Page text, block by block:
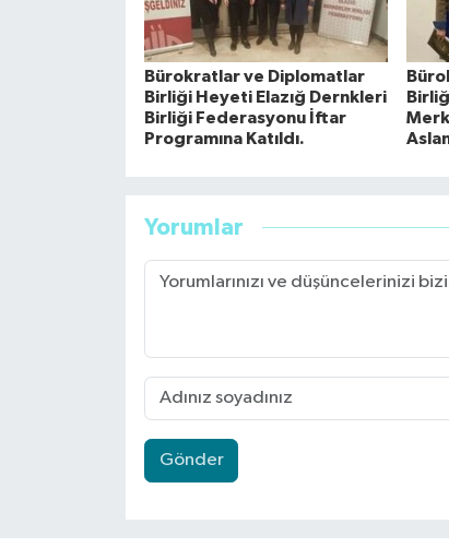
Bürokratlar ve Diplomatlar
Birliği Heyeti Elazığ Dernkleri
Birliği Federasyonu İftar
Programına Katıldı.
Yorumlar
Gönder